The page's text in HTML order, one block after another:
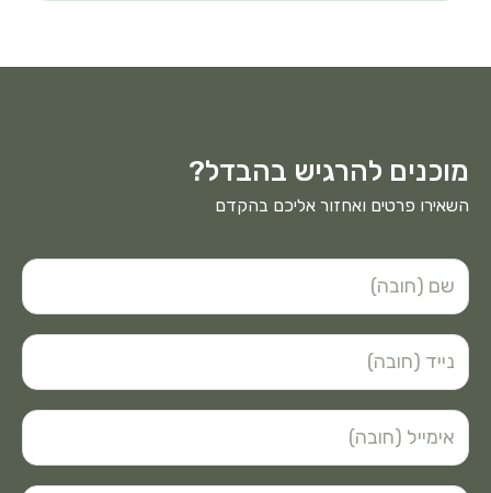
מוכנים להרגיש בהבדל?
השאירו פרטים ואחזור אליכם בהקדם